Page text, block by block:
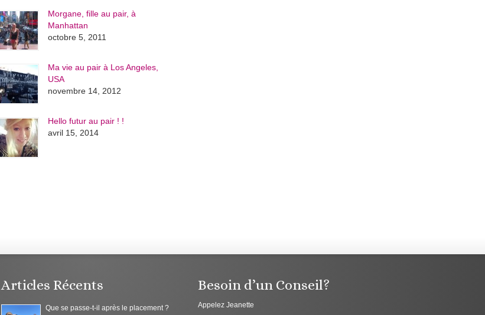
Morgane, fille au pair, à
Manhattan
octobre 5, 2011
Ma vie au pair à Los Angeles,
USA
novembre 14, 2012
Hello futur au pair ! !
avril 15, 2014
Articles Récents
Que se passe-t-il après le placement ?
Besoin d’un Conseil?
Appelez Jeanette